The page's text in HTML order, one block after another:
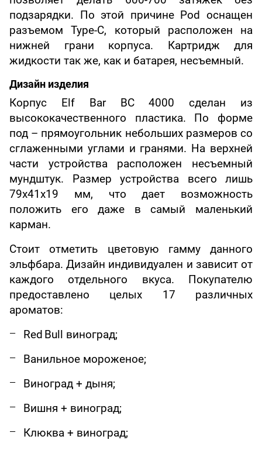
подзарядки. По этой причине Pod оснащен
разъемом Type-C, который расположен на
нижней грани корпуса. Картридж для
жидкости так же, как и батарея, несъемный.
Дизайн изделия
Корпус Elf Bar BC 4000 сделан из
высококачественного пластика. По форме
под – прямоугольник небольших размеров со
сглаженными углами и гранями. На верхней
части устройства расположен несъемный
мундштук. Размер устройства всего лишь
79х41х19 мм, что дает возможность
положить его даже в самый маленький
карман.
Стоит отметить цветовую гамму данного
эльфбара. Дизайн индивидуален и зависит от
каждого отдельного вкуса. Покупателю
предоставлено целых 17 различных
ароматов:
Red Bull
виноград;
Ванильное мороженое;
Виноград + дыня;
Вишня + виноград;
Клюква + виноград;